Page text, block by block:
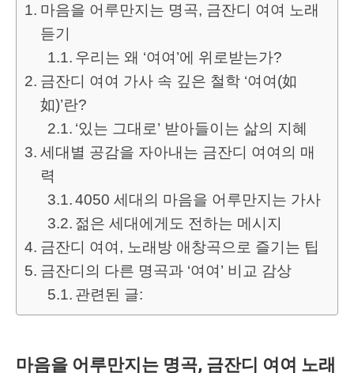
마음을 어루만지는 명곡, 금잔디 여여 노래
듣기
우리는 왜 ‘여여’에 위로받는가?
금잔디 여여 가사 속 깊은 철학 ‘여여(如
如)’란?
‘있는 그대로’ 받아들이는 삶의 지혜
세대별 공감을 자아내는 금잔디 여여의 매
력
4050 세대의 마음을 어루만지는 가사
젊은 세대에게도 전하는 메시지
금잔디 여여, 노래방 애창곡으로 즐기는 팁
금잔디의 다른 명곡과 ‘여여’ 비교 감상
관련된 글:
마음을 어루만지는 명곡, 금잔디 여여 노래